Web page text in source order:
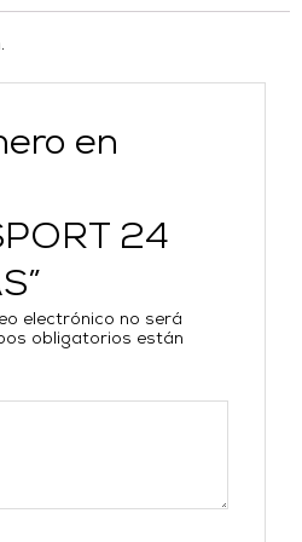
en
24
electrónico no será
obligatorios están